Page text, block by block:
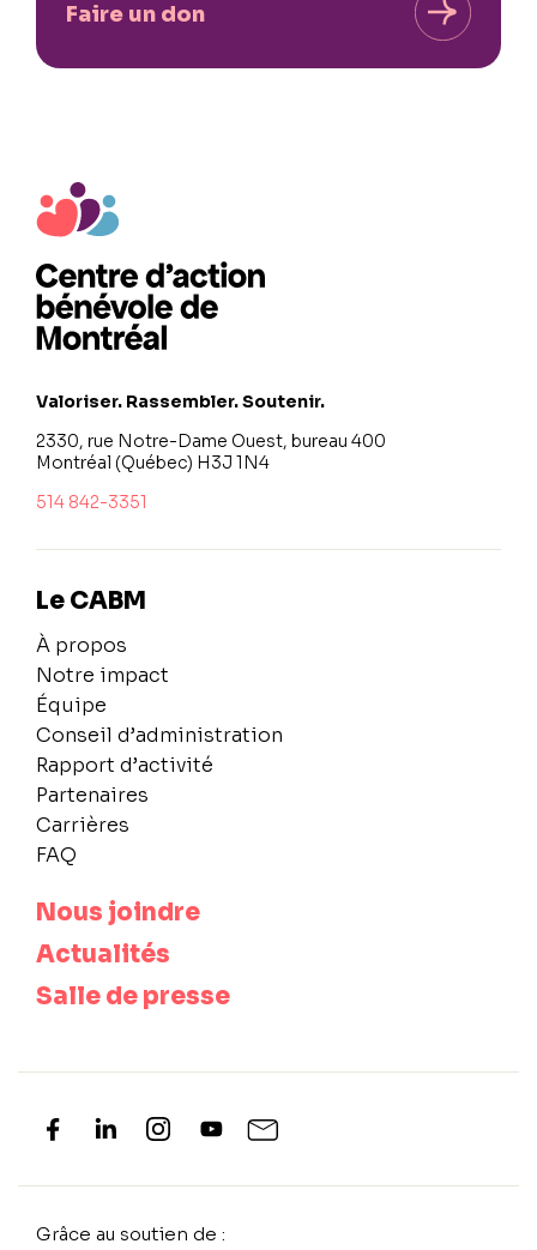
Faire un don
Valoriser. Rassembler. Soutenir.
2330, rue Notre-Dame Ouest, bureau 400
Montréal (Québec) H3J 1N4
514 842-3351
Le CABM
À propos
Notre impact
Équipe
Conseil d’administration
Rapport d’activité
Partenaires
Carrières
FAQ
Nous joindre
Actualités
Salle de presse
Grâce au soutien de :